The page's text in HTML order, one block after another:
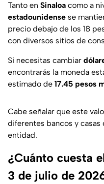
Tanto en Sinaloa como a
estadounidense se
precio debajo de los 18
con diversos sitios de
Si necesitas cambiar
encontrarás la moneda
estimado de 17.45 pesos
Cabe señalar que este
diferentes bancos y casas
entidad.
¿Cuánto cuesta
3 de julio de